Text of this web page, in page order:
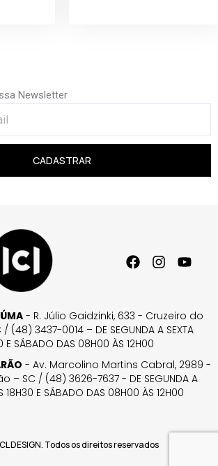
Newsletter
CADASTRAR
- R. Júlio Gaidzinki, 633 - Cruzeiro do
(48) 3437-0014 – DE SEGUNDA A SEXTA
E SÁBADO DAS 08H00 ÀS 12H00
- Av. Marcolino Martins Cabral, 2989 -
– SC / (48) 3626-7637 - DE SEGUNDA A
18H30 E SÁBADO DAS 08H00 ÀS 12H00
DESIGN. Todos os direitos reservados